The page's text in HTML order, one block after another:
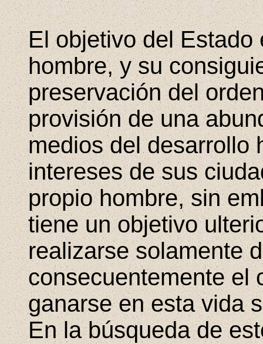
El objetivo del
hombre, y su
preservación del
provisión de una
medios del desarrollo
intereses de sus
propio hombre, sin
tiene un objetivo
realizarse solamente
consecuentemente el
ganarse en esta vida
En la búsqueda de